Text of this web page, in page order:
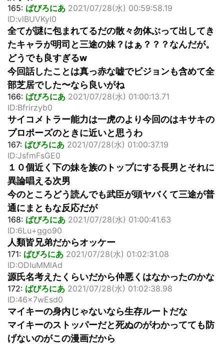
165: ばびろにあ 2021/07/28(水) 00:59:58.19
ID:vlBUVKyI0
全てが謎に包まれてるだの散々勿体ぶって出してき
たキャラが明司と三途の妹？はぁ？？？なんだが。
どうでも良すぎるw
今回話したことは真っ赤な嘘でビジョンも含めて全
部芝居でした〜なら良いがね
166: ばびろにあ 2021/07/28(水) 01:00:13.71
ID:Bfrirzyb0
サイコメトラー能力は一虎のより今回のはキサキの
プロポーズのときに近いと思うわ
167: ばびろにあ 2021/07/28(水) 01:00:37.19
ID:JsfmFsGE0
１０個近く下の妹を族のトップにする長男とそれに
異論唱える次男
今のところどう読んでも武臣が頭ヤバくて三途が普
通にまともな反応だが
168: ばびろにあ 2021/07/28(水) 01:00:41.63
ID:6Lu+ggo90
人類皆兄弟だからオッケー
171: ばびろにあ 2021/07/28(水) 01:02:31.08
ID:ODIuMMlAd
源氏名考えたくらいだから仲悪くはなかったのかな
172: ばびろにあ 2021/07/28(水) 01:02:38.98
ID:46x7wEsd0
マイキーの身内じゃないなら生存ルートだな
マイキーのストッパーだと死ぬのがわかってても防
げないのがこの漫画だから